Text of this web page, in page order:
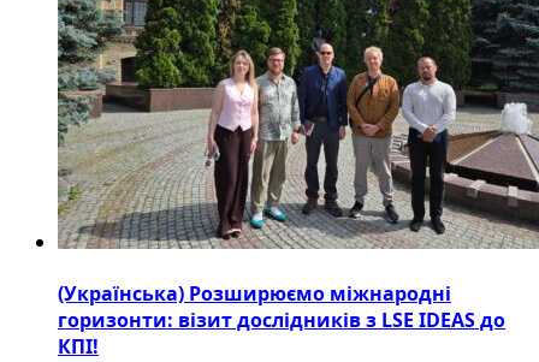
(Українська) Розширюємо міжнародні
горизонти: візит дослідників з LSE IDEAS до
КПІ!